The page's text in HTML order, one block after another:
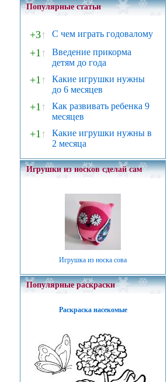
Популярные статьи
+3↑ С чем играть годовалому
+1↑
Введение прикорма
детям до года
+1↑
Какие игрушки нужны
до 6 месяцев
+1↑
Как развивать ребенка 9
месяцев
+1↑
Какие игрушки нужны в
2 месяца
Игрушки из носков сделай сам
Игрушка из носка сова
Популярные раскраски
Раскраска насекомые